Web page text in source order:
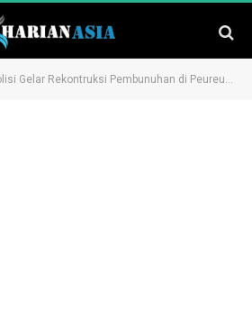
Gelar Rekontruksi Pembunuhan di Peureulak Barat